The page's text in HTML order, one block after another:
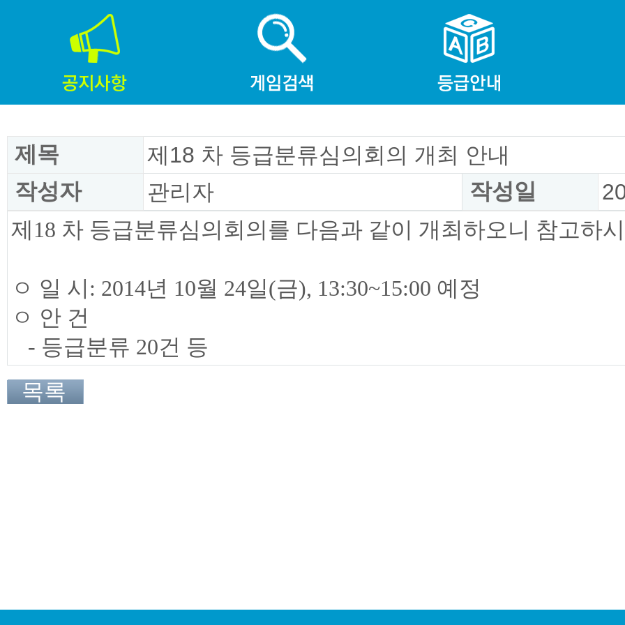
제목
제18 차 등급분류심의회의 개최 안내
작성자
관리자 작성일
제18 차 등급분류심의회의를 다음과 같이 개최하오니 참고하
ㅇ 일 시: 2014년 10월 24일(금), 13:30~15:00 예정
ㅇ 안 건
- 등급분류 20건 등
목록